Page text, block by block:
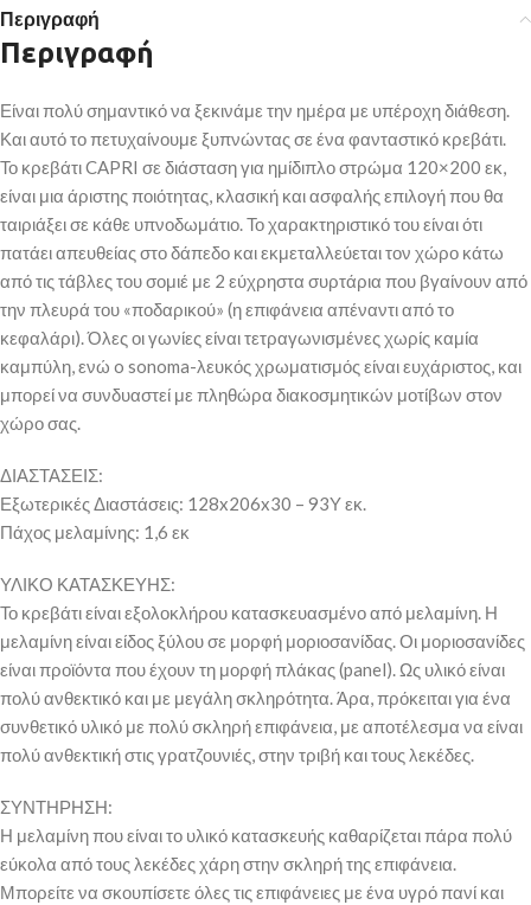
Περιγραφή
Περιγραφή
Είναι πολύ σημαντικό να ξεκινάμε την ημέρα με υπέροχη διάθεση.
Και αυτό το πετυχαίνουμε ξυπνώντας σε ένα φανταστικό κρεβάτι.
Το κρεβάτι CAPRI σε διάσταση για ημίδιπλο στρώμα 120×200 εκ,
είναι μια άριστης ποιότητας, κλασική και ασφαλής επιλογή που θα
ταιριάξει σε κάθε υπνοδωμάτιο. Το χαρακτηριστικό του είναι ότι
πατάει απευθείας στο δάπεδο και εκμεταλλεύεται τον χώρο κάτω
από τις τάβλες του σομιέ με 2 εύχρηστα συρτάρια που βγαίνουν από
την πλευρά του «ποδαρικού» (η επιφάνεια απέναντι από το
κεφαλάρι). Όλες οι γωνίες είναι τετραγωνισμένες χωρίς καμία
καμπύλη, ενώ o sonoma-λευκός χρωματισμός είναι ευχάριστος, και
μπορεί να συνδυαστεί με πληθώρα διακοσμητικών μοτίβων στον
χώρο σας.
ΔΙΑΣΤΑΣΕΙΣ:
Εξωτερικές Διαστάσεις: 128x206x30 – 93Υ εκ.
Πάχος μελαμίνης: 1,6 εκ
ΥΛΙΚΟ ΚΑΤΑΣΚΕΥΗΣ:
Το κρεβάτι είναι εξολοκλήρου κατασκευασμένο από μελαμίνη. Η
μελαμίνη είναι είδος ξύλου σε μορφή μοριοσανίδας. Οι μοριοσανίδες
είναι προϊόντα που έχουν τη μορφή πλάκας (panel). Ως υλικό είναι
πολύ ανθεκτικό και με μεγάλη σκληρότητα. Άρα, πρόκειται για ένα
συνθετικό υλικό με πολύ σκληρή επιφάνεια, με αποτέλεσμα να είναι
πολύ ανθεκτική στις γρατζουνιές, στην τριβή και τους λεκέδες.
ΣΥΝΤΗΡΗΣΗ:
Η μελαμίνη που είναι το υλικό κατασκευής καθαρίζεται πάρα πολύ
εύκολα από τους λεκέδες χάρη στην σκληρή της επιφάνεια.
Μπορείτε να σκουπίσετε όλες τις επιφάνειες με ένα υγρό πανί και